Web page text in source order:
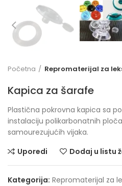
Početna Repromaterijal za
Kapica za šarafe
Plastična pokrovna kapica sa
instalaciju polikarbonatnih
samourezujućih vijaka.
Uporedi
Dodaj u listu
Kategorija: Repromaterijal za